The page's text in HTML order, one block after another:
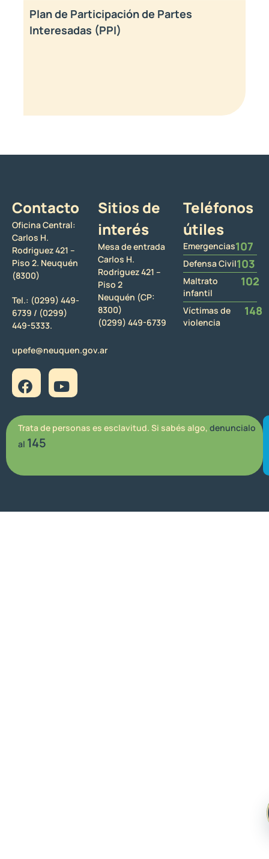
Plan de Participación de Partes
Interesadas (PPI)
Contacto
Oficina Central:
Carlos H.
Rodriguez 421 –
Piso 2. Neuquén
(8300)
Tel.: (0299) 449-
6739 / (0299)
449-5333.
upefe@neuquen.gov.ar
Sitios de
interés
Mesa de entrada
Carlos H.
Rodriguez 421 –
Piso 2
Neuquén (CP:
8300)
(0299) 449-6739
Teléfonos
útiles
Emergencias107
Defensa Civil103
Maltrato
infantil
102
Víctimas de
violencia
148
Trata de personas es esclavitud. Si sabés algo, denuncialo
al 145